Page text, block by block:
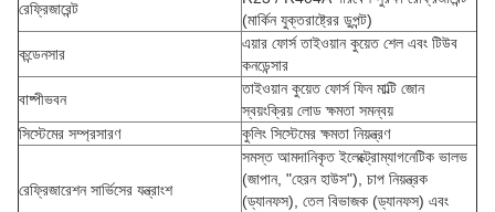
রেফ্রিজারেন্ট
(মার্কিন যুক্তরাষ্ট্রের ডুপন্ট)
কন্ডেনসার
এয়ার ফোর্স তাইওয়ান কুয়েত শেল এবং টিউব
কনডেন্সার
বাষ্পীভবন
তাইওয়ান কুয়েত ফোর্স ফিন মাল্টি জোন
স্বয়ংক্রিয় লোড ক্ষমতা সমন্বয়
সিস্টেমের সম্প্রসারণ
কুলিং সিস্টেমের ক্ষমতা নিয়ন্ত্রণ
রেফ্রিজারেশন সার্ভিসের যন্ত্রাংশ
সমস্ত আমদানিকৃত ইলেক্ট্রোম্যাগনেটিক ভালভ
(জাপান, "হেরন হাউস"), চাপ নিয়ন্ত্রক
(ড্যানফস), তেল বিভাজক (ড্যানফস) এবং